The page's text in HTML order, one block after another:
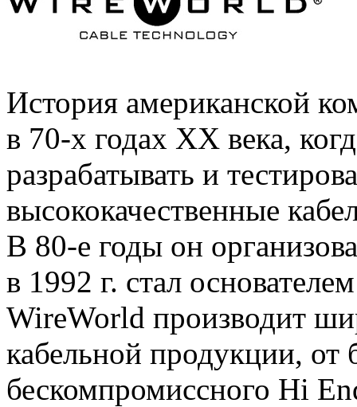
История американской
в 70-х годах XX века,
разрабатывать и
высококачественные
В 80-е годы он
в 1992 г. стал
WireWorld производит
кабельной продукции,
бескомпромиссного Hi